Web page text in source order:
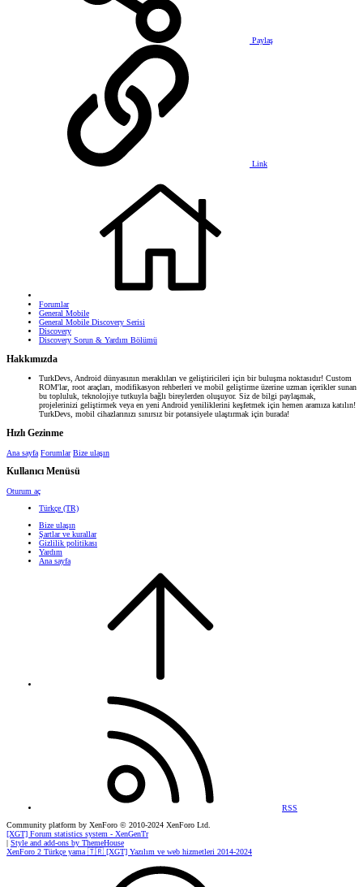
Paylaş
Link
Forumlar
General Mobile
General Mobile Discovery Serisi
Discovery
Discovery Sorun & Yardım Bölümü
Hakkımızda
TurkDevs, Android dünyasının meraklıları ve geliştiricileri için bir buluşma noktasıdır! Custom
ROM'lar, root araçları, modifikasyon rehberleri ve mobil geliştirme üzerine uzman içerikler sunan
bu topluluk, teknolojiye tutkuyla bağlı bireylerden oluşuyor. Siz de bilgi paylaşmak,
projelerinizi geliştirmek veya en yeni Android yeniliklerini keşfetmek için hemen aramıza katılın!
TurkDevs, mobil cihazlarınızı sınırsız bir potansiyele ulaştırmak için burada!
Hızlı Gezinme
Ana sayfa Forumlar Bize ulaşın
Kullanıcı Menüsü
Oturum aç
Türkçe (TR)
Bize ulaşın
Şartlar ve kurallar
Gizlilik politikası
Yardım
Ana sayfa
RSS
Community platform by XenForo © 2010-2024 XenForo Ltd.
[XGT] Forum statistics system - XenGenTr
| Style and add-ons by ThemeHouse
XenForo 2 Türkçe yama 🇹🇷 [XGT] Yazılım ve web hizmetleri 2014-2024